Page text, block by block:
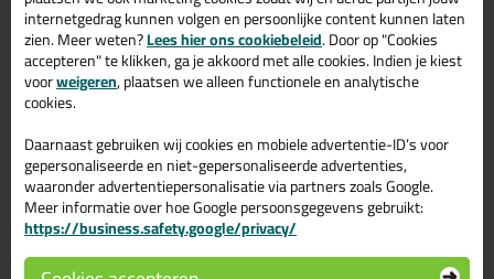
Universeel verlijmen en afdichten voor binnen en
buitentoepassingen
Permanent elastisch
Isocyanaat-, oplosmiddel-, en siliconenvrij
Krimp- en blaasvrij
Hecht perfect zonder primer op de meeste, zelfs vochtige,
ondergronden
Neutrale uitharding, vrijwel reukloos
Niet corrosief t.o.v. metalen
Hoge mechanische weerstand, eindsterkte en E-modulus
Absorbeert akoestische en mechanische trillingen en
vibraties
internetgedrag kunnen volgen en persoonlijke content kunnen laten
zien. Meer weten?Lees hier ons cookiebeleid. Door op "Cookies
accepteren" te klikken, ga je akkoord met alle cookies. Indien je kiest
voorweigeren, plaatsen we alleen functionele en analytische
cookies.
Daarnaast gebruiken wij cookies en mobiele advertentie-ID’s voor
gepersonaliseerde en niet-gepersonaliseerde advertenties,
waaronder advertentiepersonalisatie via partners zoals Google.
Meer informatie over hoe Google persoonsgegevens gebruikt:
https://business.safety.google/privacy/